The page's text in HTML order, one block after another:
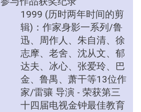
1999 (历时两年时间的剪
辑)：作家身影一系列/鲁
迅、周作人、朱自清、徐
志摩、老舍、沈从文、郁
达夫、冰心、张爱玲、巴
金、鲁禺、萧干等13位作
家/雷骧 导演 - 荣获第三
十四届电视金钟最佳教育